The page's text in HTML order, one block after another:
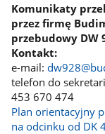
Komunikaty
przez firmę
przebudowy DW
Kontakt:
e-mail:
telefon do
453 670 474
Plan orientacyjny
na odcinku od DK